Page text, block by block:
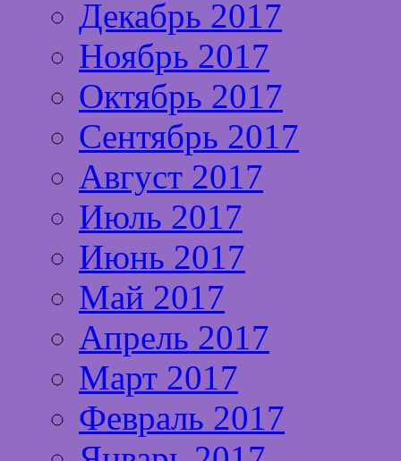
Декабрь 2017
Ноябрь 2017
Октябрь 2017
Сентябрь 2017
Август 2017
Июль 2017
Июнь 2017
Май 2017
Апрель 2017
Март 2017
Февраль 2017